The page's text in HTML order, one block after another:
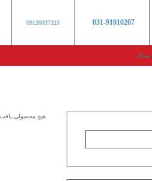
031-91010207
09126037323
بیمتال
هیچ محصولی